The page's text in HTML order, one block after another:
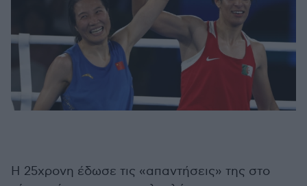
Η 25χρονη έδωσε τις «απαντήσεις» της στο